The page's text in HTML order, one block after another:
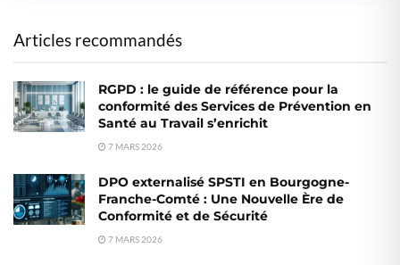
Articles recommandés
RGPD : le guide de référence pour la
conformité des Services de Prévention en
Santé au Travail s’enrichit
7 MARS 2026
DPO externalisé SPSTI en Bourgogne-
Franche-Comté : Une Nouvelle Ère de
Conformité et de Sécurité
7 MARS 2026